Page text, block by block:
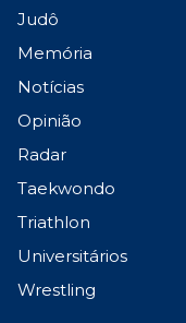
Judô
Memória
Notícias
Opinião
Radar
Taekwondo
Triathlon
Universitários
Wrestling